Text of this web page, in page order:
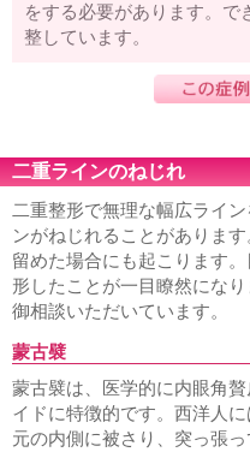
をする必要があります。で
整しています。
二重ラインのねじれ
二重整形で無理な幅広ライ
ンがねじれることがありま
留めた場合にも起こります
形したことが一目瞭然にな
御相談いただいています。
蒙古襞
蒙古襞は、医学的に内眼角
イドに特徴的です。西洋人
元の内側に被さり、突っ張